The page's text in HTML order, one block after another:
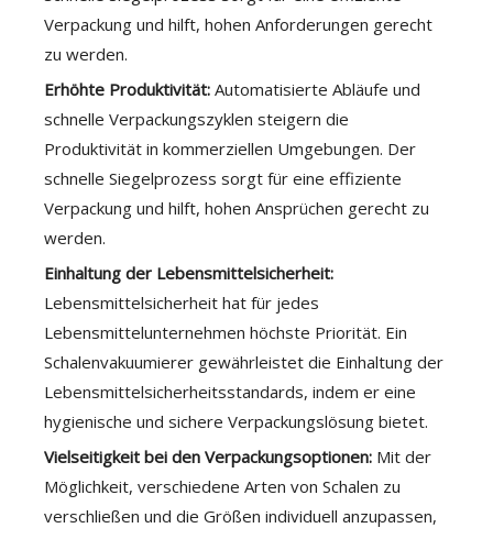
Verpackung und hilft, hohen Anforderungen gerecht
zu werden.
Erhöhte Produktivität: Automatisierte Abläufe und
schnelle Verpackungszyklen steigern die
Produktivität in kommerziellen Umgebungen. Der
schnelle Siegelprozess sorgt für eine effiziente
Verpackung und hilft, hohen Ansprüchen gerecht zu
werden.
Einhaltung der Lebensmittelsicherheit:
Lebensmittelsicherheit hat für jedes
Lebensmittelunternehmen höchste Priorität. Ein
Schalenvakuumierer gewährleistet die Einhaltung der
Lebensmittelsicherheitsstandards, indem er eine
hygienische und sichere Verpackungslösung bietet.
Vielseitigkeit bei den Verpackungsoptionen: Mit der
Möglichkeit, verschiedene Arten von Schalen zu
verschließen und die Größen individuell anzupassen,